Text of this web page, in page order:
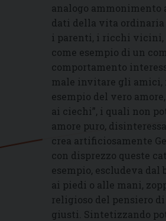
analogo ammonimento
dati della vita
i parenti, i ricchi vicini,
come esempio di un
comportamento
male invitare gli amici, i
esempio del vero
ai ciechi”, i quali non
amore puro,
crea artificiosamente
con disprezzo queste
esempio, escludeva
ai piedi o alle mani,
religioso del pensiero
giusti. Sintetizzando